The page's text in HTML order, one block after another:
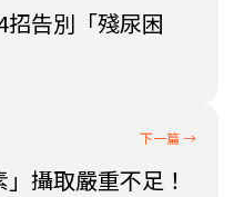
告別「殘尿困
攝取嚴重不足！